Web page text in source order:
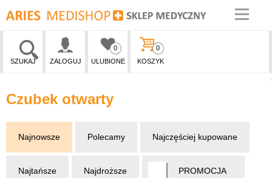
SZUKAJ ZALOGUJ ULUBIONE
0
KOSZYK
0
Czubek otwarty
Najnowsze Polecamy Najczęściej kupowane
Najtańsze Najdroższe PROMOCJA